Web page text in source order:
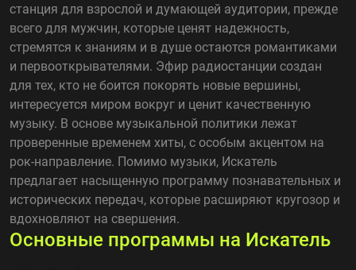
станция для взрослой и думающей аудитории, прежде
всего для мужчин, которые ценят надежность,
стремятся к знаниям и в душе остаются романтиками
и первооткрывателями. Эфир радиостанции создан
для тех, кто не боится покорять новые вершины,
интересуется миром вокруг и ценит качественную
музыку. В основе музыкальной политики лежат
проверенные временем хиты, с особым акцентом на
рок-направление. Помимо музыки, Искатель
предлагает насыщенную программу познавательных и
исторических передач, которые расширяют кругозор и
вдохновляют на свершения.
Основные программы на Искатель